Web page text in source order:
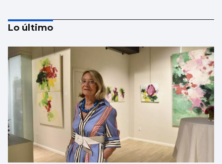
Investigan por asesinato al detenido por un
atropello mortal intencionado en Ames
Lo último